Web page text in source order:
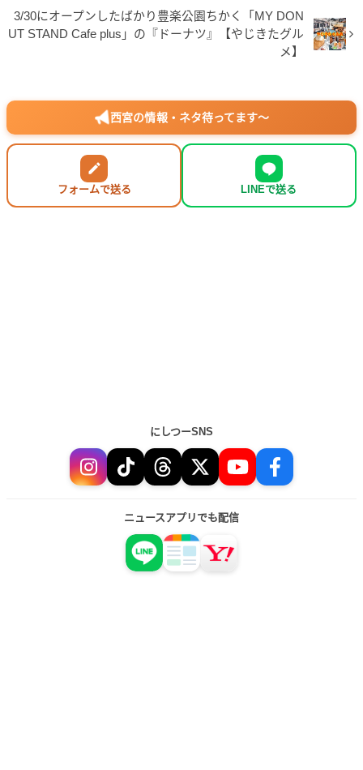
3/30にオープンしたばかり豊楽公園ちかく「MY DON
UT STAND Cafe plus」の『ドーナツ』【やじきたグル
メ】
西宮の情報・ネタ待ってます〜
フォームで送る LINEで送る
にしつーSNS
ニュースアプリでも配信